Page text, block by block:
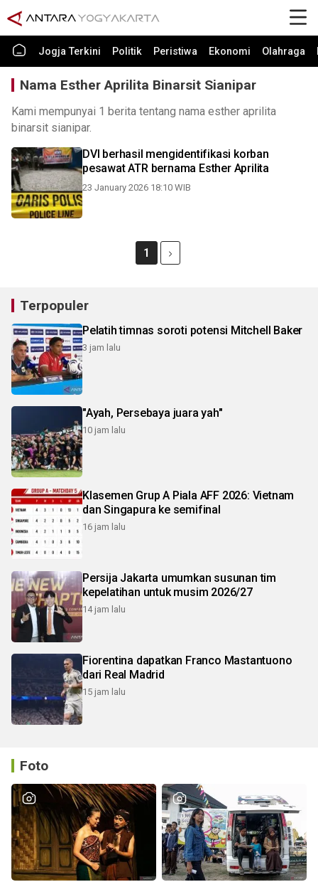
Jogja Terkini Politik Peristiwa Ekonomi Olahraga
Nama Esther Aprilita Binarsit Sianipar
Kami mempunyai 1 berita tentang nama esther aprilita
binarsit sianipar.
DVI berhasil mengidentifikasi korban
pesawat ATR bernama Esther Aprilita
23 January 2026 18:10 WIB
1
Terpopuler
Pelatih timnas soroti potensi Mitchell Baker
3 jam lalu
"Ayah, Persebaya juara yah"
10 jam lalu
Klasemen Grup A Piala AFF 2026: Vietnam
dan Singapura ke semifinal
16 jam lalu
Persija Jakarta umumkan susunan tim
kepelatihan untuk musim 2026/27
14 jam lalu
Fiorentina dapatkan Franco Mastantuono
dari Real Madrid
15 jam lalu
Foto